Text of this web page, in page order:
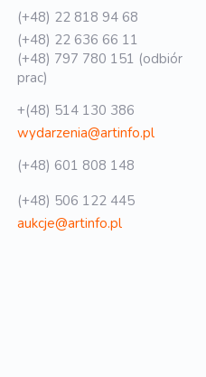
(+48) 22 818 94 68
(+48) 22 636 66 11
(+48) 797 780 151 (odbiór
prac)
+(48) 514 130 386
wydarzenia@artinfo.pl
(+48) 601 808 148
(+48) 506 122 445
aukcje@artinfo.pl